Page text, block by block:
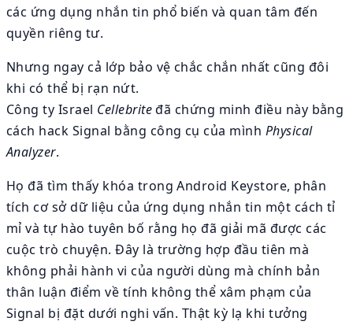
các ứng dụng nhắn tin phổ biến và quan tâm đến
quyền riêng tư.
Nhưng ngay cả lớp bảo vệ chắc chắn nhất cũng đôi
khi có thể bị rạn nứt.
Công ty Israel Cellebriteđã chứng minh điều này bằng
cách hack Signal bằng công cụ của mình Physical
Analyzer.
Họ đã tìm thấy khóa trong Android Keystore, phân
tích cơ sở dữ liệu của ứng dụng nhắn tin một cách tỉ
mỉ và tự hào tuyên bố rằng họ đã giải mã được các
cuộc trò chuyện. Đây là trường hợp đầu tiên mà
không phải hành vi của người dùng mà chính bản
thân luận điểm về tính không thể xâm phạm của
Signal bị đặt dưới nghi vấn. Thật kỳ lạ khi tưởng